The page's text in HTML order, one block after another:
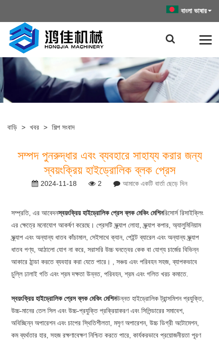
বাংলা ভাষার
বাড়ি > খবর > শিল্প সংবাদ
সম্পদ পুনরুদ্ধার এবং ব্যবহারে সাহায্য করার জন্য
স্বয়ংক্রিয় হাইড্রোলিক ব্লক প্রেস
2024-11-18 2 আমাকে একটি বার্তা ছেড়ে দিন
সম্প্রতি, এর আবেদনস্বয়ংক্রিয় হাইড্রোলিক প্রেস ব্লক মেকিং মেশিনরিসোর্স রিসাইক্লিং
এর ক্ষেত্রে মনোযোগ আকর্ষণ করেছে। প্রেসটি স্ক্র্যাপ লোহা, স্ক্র্যাপ কপার, অ্যালুমিনিয়াম
স্ক্র্যাপ এবং অন্যান্য ধাতব কাঁচামাল, সেইসাথে ক্যান, পেইন্ট ব্যারেল এবং অন্যান্য স্ক্র্যাপ
ধাতব পণ্য, আঠালো যোগ না করে, সরাসরি উচ্চ ঘনত্বের কেক বা যোগ্য চার্জের বিভিন্ন
আকারে ঠান্ডা করতে ব্যবহার করা যেতে পারে। , সঞ্চয় এবং পরিবহন সহজ, ব্যাপকভাবে
চুল্লি ঢালাই গতি এবং শ্রম দক্ষতা উন্নত, পরিবহন, শ্রম এবং গলিত খরচ কমাতে.
স্বয়ংক্রিয় হাইড্রোলিক প্রেস ব্লক মেকিং মেশিনউন্নত হাইড্রোলিক ট্রান্সমিশন প্রযুক্তি,
উচ্চ-মানের তেল সিল এবং উচ্চ-প্রযুক্তি প্রক্রিয়াকরণ এবং সিলিন্ডারের সমাবেশ,
অবিচ্ছিন্ন অপারেশন এবং চাপের স্থিতিশীলতা, মসৃণ অপারেশন, উচ্চ ডিগ্রী অটোমেশন,
কম ব্যর্থতার হার, সহজ রক্ষণাবেক্ষণ নিশ্চিত করতে পারে, কার্যকরভাবে প্রয়োজনীয়তা পূরণ